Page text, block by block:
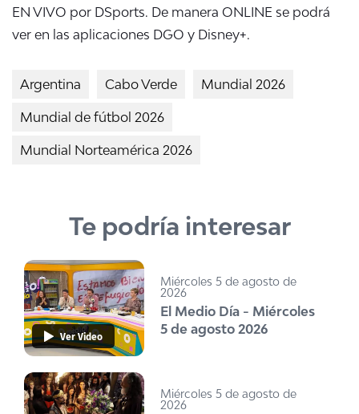
EN VIVO por DSports. De manera ONLINE se podrá
ver en las aplicaciones DGO y Disney+.
Argentina Cabo Verde Mundial 2026
Mundial de fútbol 2026
Mundial Norteamérica 2026
Te podría interesar
Ver Video
Miércoles 5 de agosto de
2026
El Medio Día - Miércoles
5 de agosto 2026
Miércoles 5 de agosto de
2026